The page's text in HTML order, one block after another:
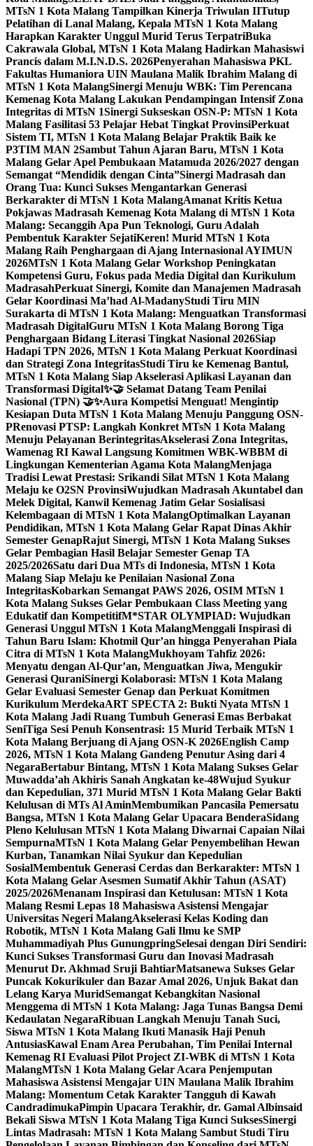
MTsN 1 Kota Malang Tampilkan Kinerja Triwulan IITutup
Pelatihan di Lanal Malang, Kepala MTsN 1 Kota Malang
Harapkan Karakter Unggul Murid Terus TerpatriBuka
Cakrawala Global, MTsN 1 Kota Malang Hadirkan Mahasiswi
Prancis dalam M.I.N.D.S. 2026Penyerahan Mahasiswa PKL
Fakultas Humaniora UIN Maulana Malik Ibrahim Malang di
MTsN 1 Kota MalangSinergi Menuju WBK: Tim Perencana
Kemenag Kota Malang Lakukan Pendampingan Intensif Zona
Integritas di MTsN 1Sinergi Sukseskan OSN-P: MTsN 1 Kota
Malang Fasilitasi 53 Pelajar Hebat Tingkat ProvinsiPerkuat
Sistem TI, MTsN 1 Kota Malang Belajar Praktik Baik ke
P3TIM MAN 2Sambut Tahun Ajaran Baru, MTsN 1 Kota
Malang Gelar Apel Pembukaan Matamuda 2026/2027 dengan
Semangat “Mendidik dengan Cinta”Sinergi Madrasah dan
Orang Tua: Kunci Sukses Mengantarkan Generasi
Berkarakter di MTsN 1 Kota MalangAmanat Kritis Ketua
Pokjawas Madrasah Kemenag Kota Malang di MTsN 1 Kota
Malang: Secanggih Apa Pun Teknologi, Guru Adalah
Pembentuk Karakter SejatiKeren! Murid MTsN 1 Kota
Malang Raih Penghargaan di Ajang Internasional AYIMUN
2026MTsN 1 Kota Malang Gelar Workshop Peningkatan
Kompetensi Guru, Fokus pada Media Digital dan Kurikulum
MadrasahPerkuat Sinergi, Komite dan Manajemen Madrasah
Gelar Koordinasi Ma’had Al-MadanyStudi Tiru MIN
Surakarta di MTsN 1 Kota Malang: Menguatkan Transformasi
Madrasah DigitalGuru MTsN 1 Kota Malang Borong Tiga
Penghargaan Bidang Literasi Tingkat Nasional 2026Siap
Hadapi TPN 2026, MTsN 1 Kota Malang Perkuat Koordinasi
dan Strategi Zona IntegritasStudi Tiru ke Kemenag Bantul,
MTsN 1 Kota Malang Siap Akselerasi Aplikasi Layanan dan
Transformasi Digital✨🤝 Selamat Datang Team Penilai
Nasional (TPN) 🤝✨Aura Kompetisi Menguat! Mengintip
Kesiapan Duta MTsN 1 Kota Malang Menuju Panggung OSN-
PRenovasi PTSP: Langkah Konkret MTsN 1 Kota Malang
Menuju Pelayanan BerintegritasAkselerasi Zona Integritas,
Wamenag RI Kawal Langsung Komitmen WBK-WBBM di
Lingkungan Kementerian Agama Kota MalangMenjaga
Tradisi Lewat Prestasi: Srikandi Silat MTsN 1 Kota Malang
Melaju ke O2SN ProvinsiWujudkan Madrasah Akuntabel dan
Melek Digital, Kanwil Kemenag Jatim Gelar Sosialisasi
Kelembagaan di MTsN 1 Kota MalangOptimalkan Layanan
Pendidikan, MTsN 1 Kota Malang Gelar Rapat Dinas Akhir
Semester GenapRajut Sinergi, MTsN 1 Kota Malang Sukses
Gelar Pembagian Hasil Belajar Semester Genap TA
2025/2026Satu dari Dua MTs di Indonesia, MTsN 1 Kota
Malang Siap Melaju ke Penilaian Nasional Zona
IntegritasKobarkan Semangat PAWS 2026, OSIM MTsN 1
Kota Malang Sukses Gelar Pembukaan Class Meeting yang
Edukatif dan KompetitifM*STAR OLYMPIAD: Wujudkan
Generasi Unggul MTsN 1 Kota MalangMenggali Inspirasi di
Tahun Baru Islam: Khotmil Qur’an hingga Penyerahan Piala
Citra di MTsN 1 Kota MalangMukhoyam Tahfiz 2026:
Menyatu dengan Al-Qur’an, Menguatkan Jiwa, Mengukir
Generasi QuraniSinergi Kolaborasi: MTsN 1 Kota Malang
Gelar Evaluasi Semester Genap dan Perkuat Komitmen
Kurikulum MerdekaART SPECTA 2: Bukti Nyata MTsN 1
Kota Malang Jadi Ruang Tumbuh Generasi Emas Berbakat
SeniTiga Sesi Penuh Konsentrasi: 15 Murid Terbaik MTsN 1
Kota Malang Berjuang di Ajang OSN-K 2026English Camp
2026, MTsN 1 Kota Malang Gandeng Penutur Asing dari 4
NegaraBertabur Bintang, MTsN 1 Kota Malang Sukses Gelar
Muwadda’ah Akhiris Sanah Angkatan ke-48Wujud Syukur
dan Kepedulian, 371 Murid MTsN 1 Kota Malang Gelar Bakti
Kelulusan di MTs Al AminMembumikan Pancasila Pemersatu
Bangsa, MTsN 1 Kota Malang Gelar Upacara BenderaSidang
Pleno Kelulusan MTsN 1 Kota Malang Diwarnai Capaian Nilai
SempurnaMTsN 1 Kota Malang Gelar Penyembelihan Hewan
Kurban, Tanamkan Nilai Syukur dan Kepedulian
SosialMembentuk Generasi Cerdas dan Berkarakter: MTsN 1
Kota Malang Gelar Asesmen Sumatif Akhir Tahun (ASAT)
2025/2026Menanam Inspirasi dan Ketulusan: MTsN 1 Kota
Malang Resmi Lepas 18 Mahasiswa Asistensi Mengajar
Universitas Negeri MalangAkselerasi Kelas Koding dan
Robotik, MTsN 1 Kota Malang Gali Ilmu ke SMP
Muhammadiyah Plus GunungpringSelesai dengan Diri Sendiri:
Kunci Sukses Transformasi Guru dan Inovasi Madrasah
Menurut Dr. Akhmad Sruji BahtiarMatsanewa Sukses Gelar
Puncak Kokurikuler dan Bazar Amal 2026, Unjuk Bakat dan
Lelang Karya MuridSemangat Kebangkitan Nasional
Menggema di MTsN 1 Kota Malang: Jaga Tunas Bangsa Demi
Kedaulatan NegaraRibuan Langkah Menuju Tanah Suci,
Siswa MTsN 1 Kota Malang Ikuti Manasik Haji Penuh
AntusiasKawal Enam Area Perubahan, Tim Penilai Internal
Kemenag RI Evaluasi Pilot Project ZI-WBK di MTsN 1 Kota
MalangMTsN 1 Kota Malang Gelar Acara Penjemputan
Mahasiswa Asistensi Mengajar UIN Maulana Malik Ibrahim
Malang: Momentum Cetak Karakter Tangguh di Kawah
CandradimukaPimpin Upacara Terakhir, dr. Gamal Albinsaid
Bekali Siswa MTsN 1 Kota Malang Tiga Kunci SuksesSinergi
Lintas Madrasah: MTsN 1 Kota Malang Sambut Studi Tiru